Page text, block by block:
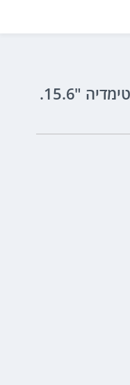
מאזדה CX-5 החדש הוא מתיחת פנים מקיפה במיוחד לדגם הנוכחי, הוא גדול ומרווח יותר משמעותית, עם תא נוסעים חדש ומולטימדיה "15.6.